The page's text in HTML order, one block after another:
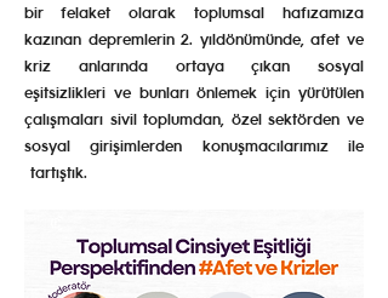
bir felaket olarak toplumsal hafızamıza
kazınan depremlerin 2. yıldönümünde, afet ve
kriz anlarında ortaya çıkan sosyal
eşitsizlikleri ve bunları önlemek için yürütülen
çalışmaları sivil toplumdan, özel sektörden ve
sosyal girişimlerden konuşmacılarımız ile
tartıştık.